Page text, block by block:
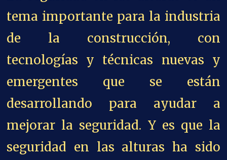
tema importante para la industria
de la construcción, con
tecnologías y técnicas nuevas y
emergentes que se están
desarrollando para ayudar a
mejorar la seguridad. Y es que la
seguridad en las alturas ha sido